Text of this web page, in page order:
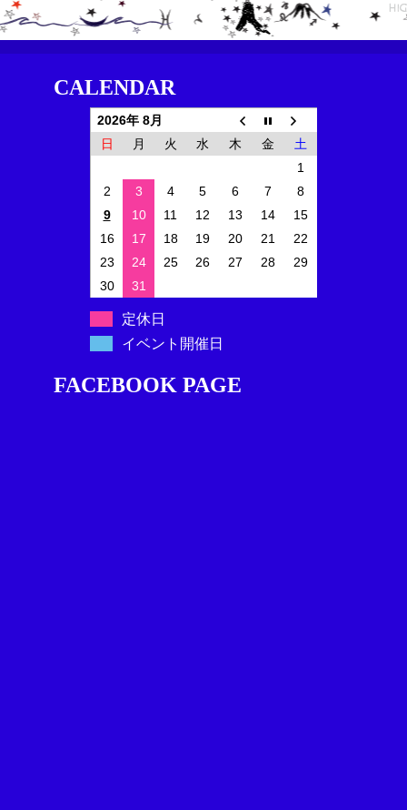
CALENDAR
2026年 8月
日
月 火 水 木 金
土
1
2
3 4 5 6 7
8
9
10 11 12 13 14
15
16
17 18 19 20 21
22
23
24 25 26 27 28
29
30
31
定休日
イベント開催日
FACEBOOK PAGE